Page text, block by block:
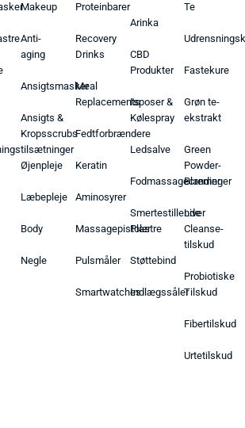
Makeup
Anti-
aging
Ansigtsmasker
Ansigts &
Kropsscrubs
Øjenpleje
Læbepleje
Body
Negle
Proteinbarer
Recovery
Drinks
Meal
Replacements
Fedtforbrændere
Keratin
Aminosyrer
Massagepistoler
Pulsmåler
Smartwatches
Arinka
CBD
Produkter
Isposer &
Kølespray
Ledsalve
Fodmassagecremer
Smertestillende
Plastre
Støttebind
Indlægssåler
Te
Fastekure
Grøn te-
ekstrakt
Green
Powder-
Blandinger
Liver
Cleanse-
tilskud
Probiotiske
Tilskud
Fibertilskud
Urtetilskud